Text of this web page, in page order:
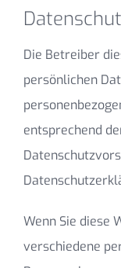
Die Betreiber
persönlichen
entsprechend
Wenn Sie diese
verschiedene